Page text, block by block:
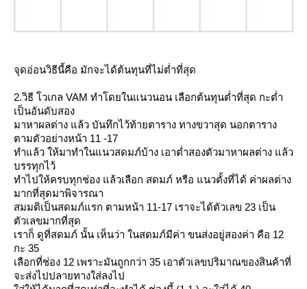
จุดอ่อนวิธีนี้คือ มักจะได้ต้นทุนที่ไม่ต่ำที่สุด
2.วิธี โวเกล VAM ทำโดยในแนวนอน เลือกต้นทุนต่ำที่สุด กะต่ำ
เป็นอันดับสอง
มาหาผลต่าง แล้ว บันทึกไว้ท้ายตาราง ทางขวาสุด นอกตาราง
ตามตัวอย่างหน้า 11 -17
ทำแล้ว ให้มาทำในแนวสดมภ์บ้าง เอาต่ำสองตัวมาหาผลต่าง แล้ว
บรรทุกไว้
ทำไปให้ครบทุกช่อง แล้วเลือก สดมภ์ หรือ แนวตั้งที่ได้ ค่าผลต่าง
มากที่สุดมาพิจารณา
สมมติเป็นสดมภ์แรก ตามหน้า 11-17 เราจะได้ตัวเลข 23 เป็น
ตัวเลขมากที่สุด
เราก็ ดูที่สดมภ์ นั้น เห็นว่า ในสดมภ์มีค่า ขนส่งอยู่สองค่า คือ 12
กะ 35
เลือกที่ช่อง 12 เพราะมันถูกกว่า 35 เอาตัวเลขปริมาณของสินค้าที่
จะส่งไปปลายทางใส่ลงไป